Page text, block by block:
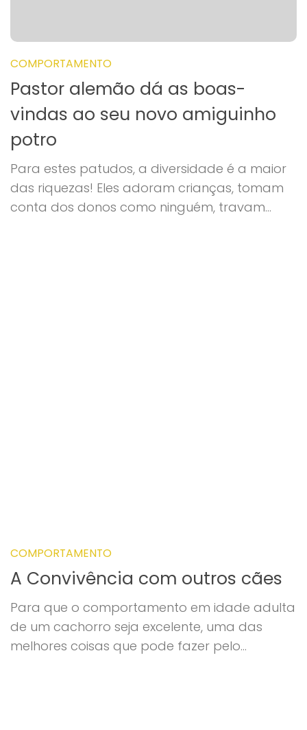
COMPORTAMENTO
Pastor alemão dá as boas-
vindas ao seu novo amiguinho
potro
Para estes patudos, a diversidade é a maior
das riquezas! Eles adoram crianças, tomam
conta dos donos como ninguém, travam...
COMPORTAMENTO
A Convivência com outros cães
Para que o comportamento em idade adulta
de um cachorro seja excelente, uma das
melhores coisas que pode fazer pelo...